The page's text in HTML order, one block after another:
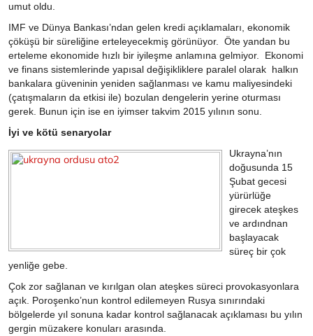
umut oldu.
IMF ve Dünya Bankası’ndan gelen kredi açıklamaları, ekonomik
çöküşü bir süreliğine erteleyecekmiş görünüyor. Öte yandan bu
erteleme ekonomide hızlı bir iyileşme anlamına gelmiyor. Ekonomi
ve finans sistemlerinde yapısal değişikliklere paralel olarak halkın
bankalara güveninin yeniden sağlanması ve kamu maliyesindeki
(çatışmaların da etkisi ile) bozulan dengelerin yerine oturması
gerek. Bunun için ise en iyimser takvim 2015 yılının sonu.
İyi ve kötü senaryolar
Ukrayna’nın
doğusunda 15
Şubat gecesi
yürürlüğe
girecek ateşkes
ve ardındnan
başlayacak
süreç bir çok
yenliğe gebe.
Çok zor sağlanan ve kırılgan olan ateşkes süreci provokasyonlara
açık. Poroşenko’nun kontrol edilemeyen Rusya sınırındaki
bölgelerde yıl sonuna kadar kontrol sağlanacak açıklaması bu yılın
gergin müzakere konuları arasında.